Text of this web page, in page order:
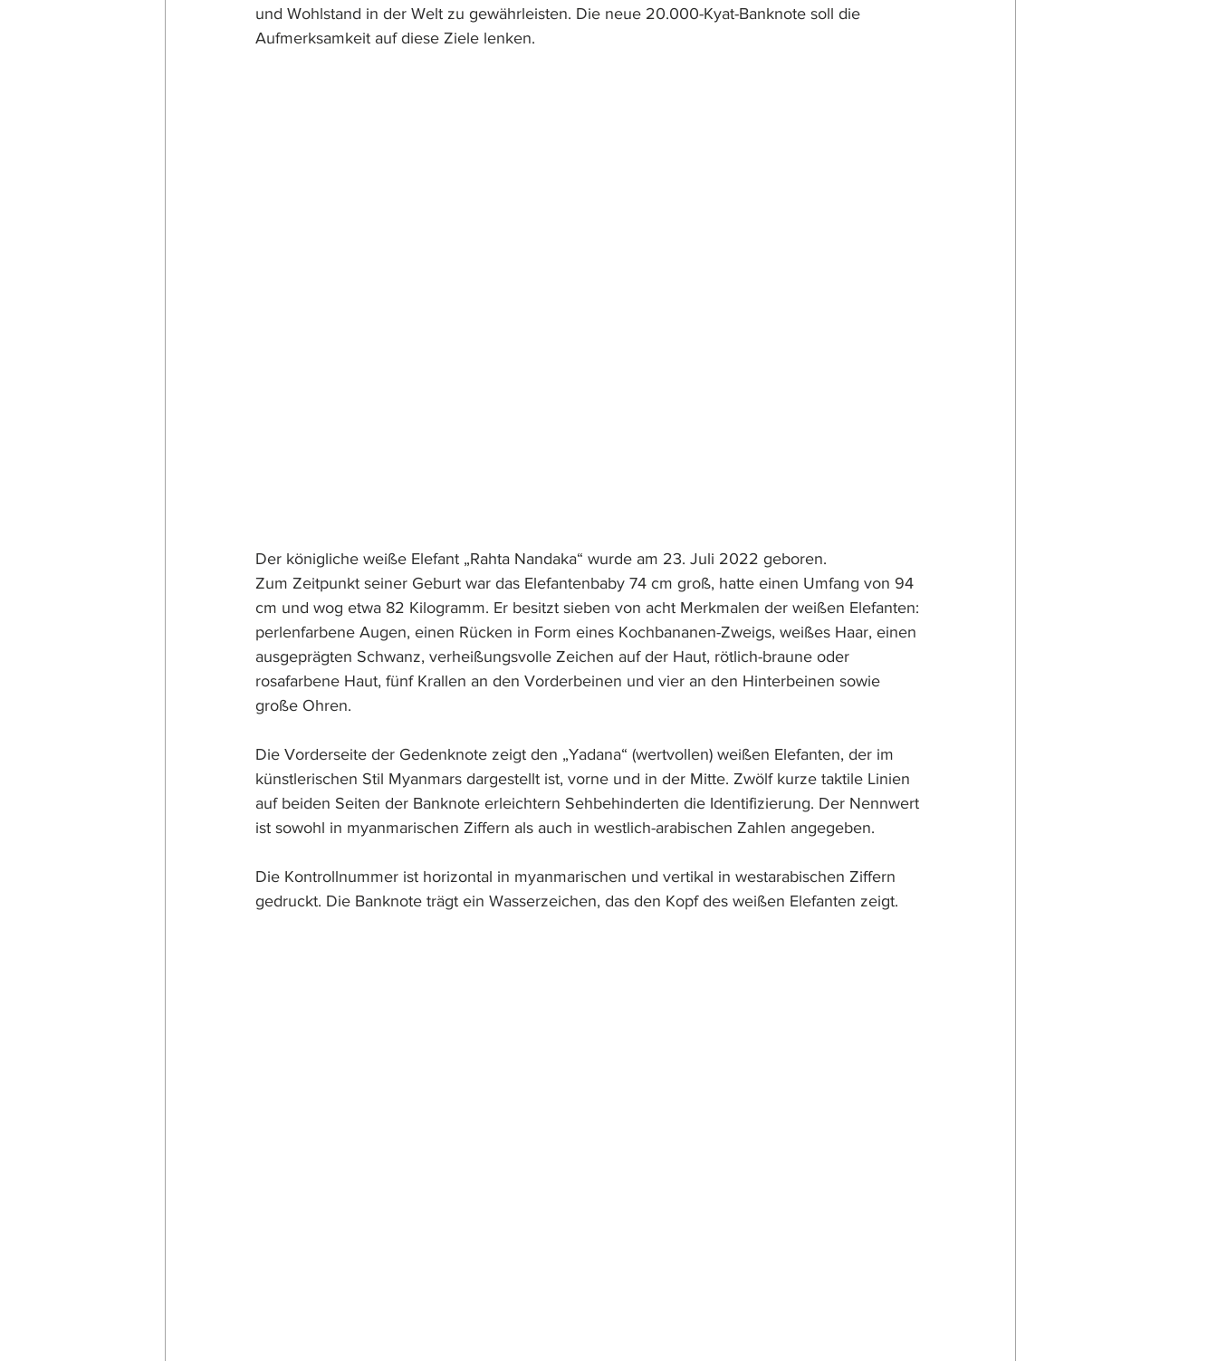
und Wohlstand in der Welt zu gewährleisten. Die neue 20.000-Kyat-Banknote soll die
Aufmerksamkeit auf diese Ziele lenken.
Der königliche weiße Elefant „Rahta Nandaka“ wurde am 23. Juli 2022 geboren.
Zum Zeitpunkt seiner Geburt war das Elefantenbaby 74 cm groß, hatte einen Umfang von 94
cm und wog etwa 82 Kilogramm. Er besitzt sieben von acht Merkmalen der weißen Elefanten:
perlenfarbene Augen, einen Rücken in Form eines Kochbananen-Zweigs, weißes Haar, einen
ausgeprägten Schwanz, verheißungsvolle Zeichen auf der Haut, rötlich-braune oder
rosafarbene Haut, fünf Krallen an den Vorderbeinen und vier an den Hinterbeinen sowie
große Ohren.
Die Vorderseite der Gedenknote zeigt den „Yadana“ (wertvollen) weißen Elefanten, der im
künstlerischen Stil Myanmars dargestellt ist, vorne und in der Mitte. Zwölf kurze taktile Linien
auf beiden Seiten der Banknote erleichtern Sehbehinderten die Identifizierung. Der Nennwert
ist sowohl in myanmarischen Ziffern als auch in westlich-arabischen Zahlen angegeben.
Die Kontrollnummer ist horizontal in myanmarischen und vertikal in westarabischen Ziffern
gedruckt. Die Banknote trägt ein Wasserzeichen, das den Kopf des weißen Elefanten zeigt.